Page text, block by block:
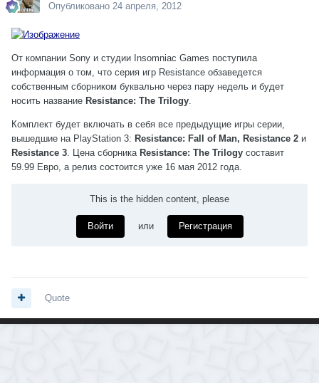
Опубликовано 24 апреля, 2012
От компании Sony и студии Insomniac Games поступила
информация о том, что серия игр Resistance обзаведется
собственным сборником буквально через пару недель и будет
носить название Resistance: The Trilogy
Комплект будет включать в себя все предыдущие игры серии,
вышедшие на PlayStation 3: Resistance: Fall of Man, Resistance 2 и
Resistance 3 . Цена сборника Resistance: The Trilogy составит
59.99 Евро, а релиз состоится уже 16 мая 2012 года.
This is the hidden content, please
Войти или Регистрация
Quote